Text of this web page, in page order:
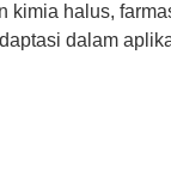
kimia halus,
dalam